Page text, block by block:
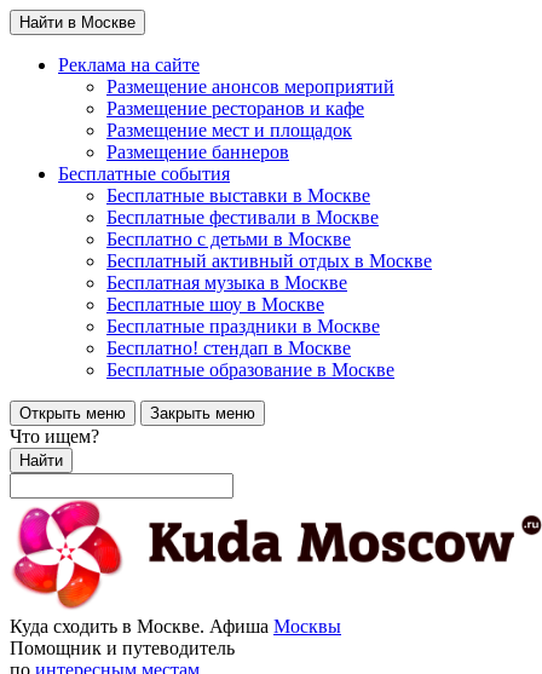
Найти в Москве
Реклама на сайте
Размещение анонсов мероприятий
Размещение ресторанов и кафе
Размещение мест и площадок
Размещение баннеров
Бесплатные события
Бесплатные выставки в Москве
Бесплатные фестивали в Москве
Бесплатно с детьми в Москве
Бесплатный активный отдых в Москве
Бесплатная музыка в Москве
Бесплатные шоу в Москве
Бесплатные праздники в Москве
Бесплатно! стендап в Москве
Бесплатные образование в Москве
Открыть меню Закрыть меню
Что ищем?
Найти
Куда сходить в Москве. Афиша Москвы
Помощник и путеводитель
по интересным местам